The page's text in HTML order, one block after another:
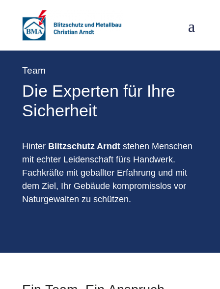
Team
Die Experten für Ihre
Sicherheit
Hinter Blitzschutz Arndtstehen Menschen
mit echter Leidenschaft fürs Handwerk.
Fachkräfte mit geballter Erfahrung und mit
dem Ziel, Ihr Gebäude kompromisslos vor
Naturgewalten zu schützen.